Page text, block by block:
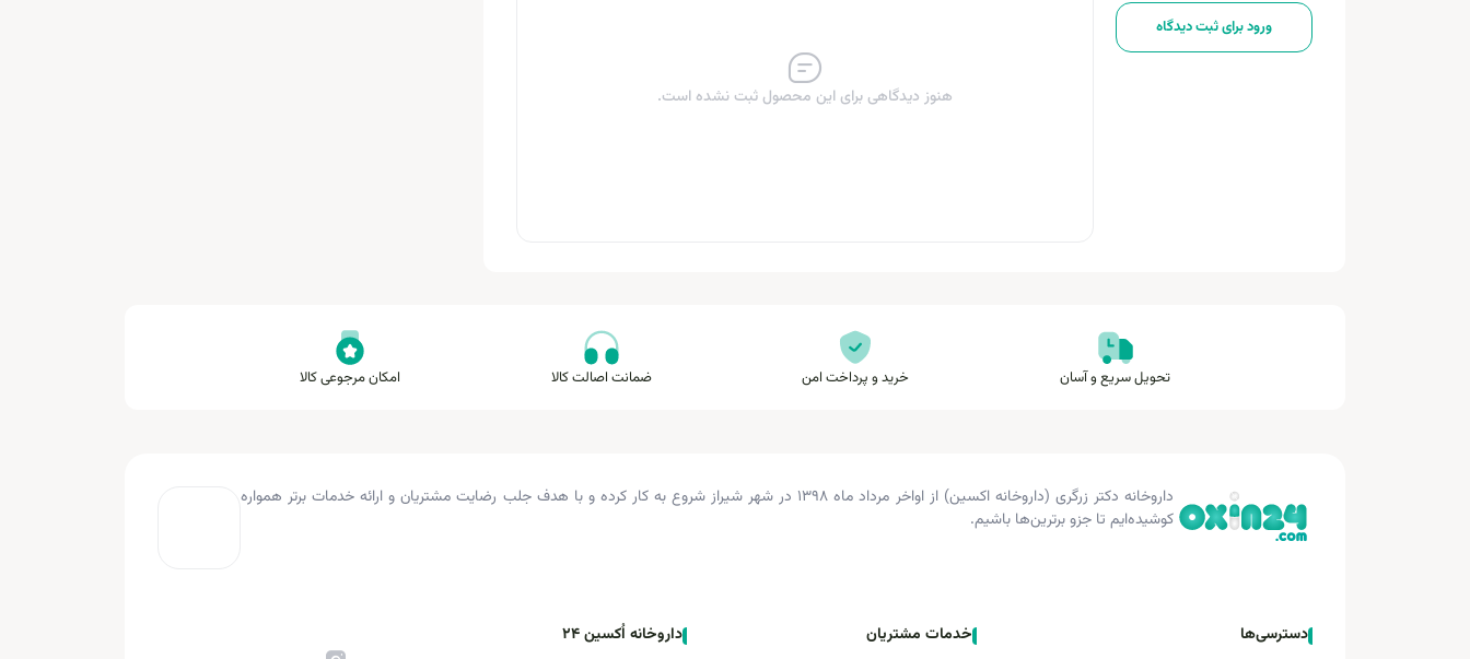
ورود برای ثبت دیدگاه
هنوز دیدگاهی برای این محصول ثبت نشده است.
تحویل سریع و آسان خرید و پرداخت امن ضمانت اصالت کالا امکان مرجوعی کالا
داروخانه دکتر زرگری (داروخانه اکسین) از اواخر مرداد ماه ۱۳۹۸ در شهر شیراز شروع به کار کرده و با هدف جلب رضایت مشتریان و ارائه خدمات برتر همواره
کوشیده‌ایم تا جزو برترین‌ها باشیم.
دسترسی‌ها خدمات مشتریان
داروخانه اُکسین 24